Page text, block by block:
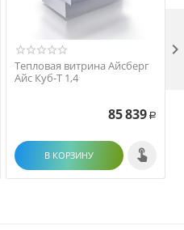
Тепловая витрина Айсберг
Айс Куб-Т 1,4
85 839 Р
В КОРЗИНУ
